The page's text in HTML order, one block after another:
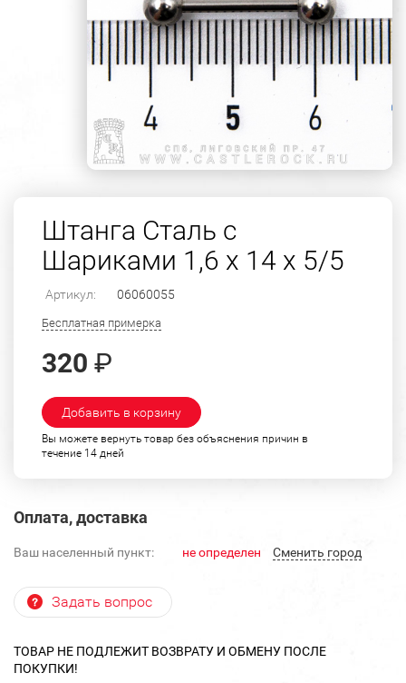
Штанга Сталь с
Шариками 1,6 х 14 х 5/5
Артикул: 06060055
Бесплатная примерка
320 ₽
Добавить в корзину
Вы можете вернуть товар без объяснения причин в
течение 14 дней
Оплата, доставка
Ваш населенный пункт: не определен Cменить город
Задать вопрос
ТОВАР НЕ ПОДЛЕЖИТ ВОЗВРАТУ И ОБМЕНУ ПОСЛЕ
ПОКУПКИ!